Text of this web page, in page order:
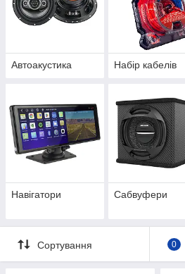
Автоакустика Набір кабелів
Навігатори Сабвуфери
Сортування 0